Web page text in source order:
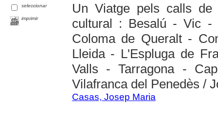
seleccionar
imprimir
Un Viatge pels calls
cultural : Besalú - Vic -
Coloma de Queralt -
Lleida - L'Espluga de
Valls - Tarragona -
Vilafranca del Penedès /
Casas, Josep Maria